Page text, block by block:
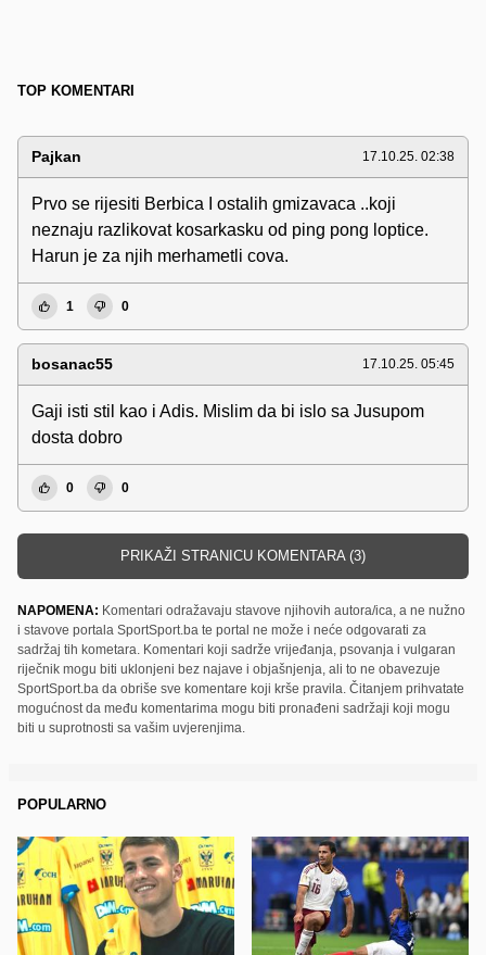
TOP KOMENTARI
Pajkan 17.10.25. 02:38
Prvo se rijesiti Berbica I ostalih gmizavaca ..koji
neznaju razlikovat kosarkasku od ping pong loptice.
Harun je za njih merhametli cova.
1 0
bosanac55 17.10.25. 05:45
Gaji isti stil kao i Adis. Mislim da bi islo sa Jusupom
dosta dobro
0 0
PRIKAŽI STRANICU KOMENTARA (3)
NAPOMENA: Komentari odražavaju stavove njihovih autora/ica, a ne nužno
i stavove portala SportSport.ba te portal ne može i neće odgovarati za
sadržaj tih kometara. Komentari koji sadrže vrijeđanja, psovanja i vulgaran
riječnik mogu biti uklonjeni bez najave i objašnjenja, ali to ne obavezuje
SportSport.ba da obriše sve komentare koji krše pravila. Čitanjem prihvatate
mogućnost da među komentarima mogu biti pronađeni sadržaji koji mogu
biti u suprotnosti sa vašim uvjerenjima.
POPULARNO